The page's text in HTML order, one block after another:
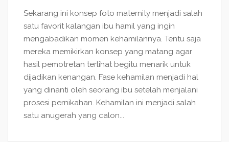
Sekarang ini konsep foto maternity menjadi salah
satu favorit kalangan ibu hamil yang ingin
mengabadikan momen kehamilannya. Tentu saja
mereka memikirkan konsep yang matang agar
hasil pemotretan terlihat begitu menarik untuk
dijadikan kenangan. Fase kehamilan menjadi hal
yang dinanti oleh seorang ibu setelah menjalani
prosesi pernikahan. Kehamilan ini menjadi salah
satu anugerah yang calon...